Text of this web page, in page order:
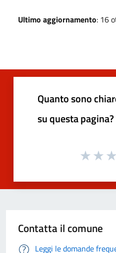
Ultimo aggiornamento: 16
Quanto sono
su questa pagina?
Contatta il comune
Leggi le domande